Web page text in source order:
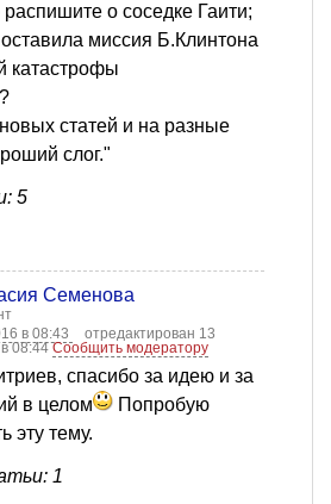
о соседке Гаити;
миссия Б.Клинтона
катастрофы
статей и на разные
слог."
5
Семенова
в 08:43
отредактирован 13
08:44Сообщить модератору
спасибо за идею и за
в целом
Попробую
эту тему.
1